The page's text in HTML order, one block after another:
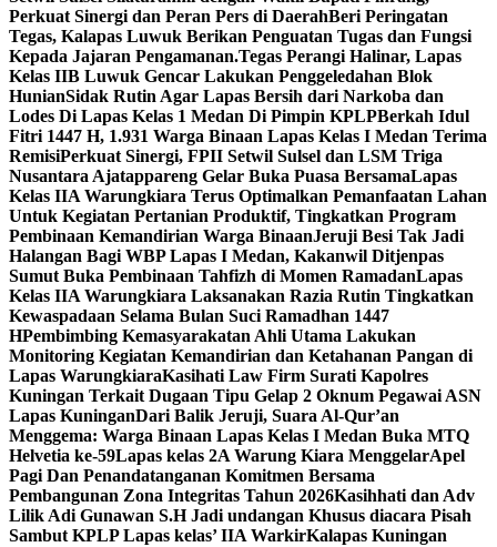
Perkuat Sinergi dan Peran Pers di DaerahBeri Peringatan
Tegas, Kalapas Luwuk Berikan Penguatan Tugas dan Fungsi
Kepada Jajaran Pengamanan.Tegas Perangi Halinar, Lapas
Kelas IIB Luwuk Gencar Lakukan Penggeledahan Blok
HunianSidak Rutin Agar Lapas Bersih dari Narkoba dan
Lodes Di Lapas Kelas 1 Medan Di Pimpin KPLPBerkah Idul
Fitri 1447 H, 1.931 Warga Binaan Lapas Kelas I Medan Terima
RemisiPerkuat Sinergi, FPII Setwil Sulsel dan LSM Triga
Nusantara Ajatappareng Gelar Buka Puasa BersamaLapas
Kelas IIA Warungkiara Terus Optimalkan Pemanfaatan Lahan
Untuk Kegiatan Pertanian Produktif, Tingkatkan Program
Pembinaan Kemandirian Warga BinaanJeruji Besi Tak Jadi
Halangan Bagi WBP Lapas I Medan, Kakanwil Ditjenpas
Sumut Buka Pembinaan Tahfizh di Momen RamadanLapas
Kelas IIA Warungkiara Laksanakan Razia Rutin Tingkatkan
Kewaspadaan Selama Bulan Suci Ramadhan 1447
HPembimbing Kemasyarakatan Ahli Utama Lakukan
Monitoring Kegiatan Kemandirian dan Ketahanan Pangan di
Lapas WarungkiaraKasihati Law Firm Surati Kapolres
Kuningan Terkait Dugaan Tipu Gelap 2 Oknum Pegawai ASN
Lapas KuninganDari Balik Jeruji, Suara Al-Qur’an
Menggema: Warga Binaan Lapas Kelas I Medan Buka MTQ
Helvetia ke-59Lapas kelas 2A Warung Kiara MenggelarApel
Pagi Dan Penandatanganan Komitmen Bersama
Pembangunan Zona Integritas Tahun 2026Kasihhati dan Adv
Lilik Adi Gunawan S.H Jadi undangan Khusus diacara Pisah
Sambut KPLP Lapas kelas’ IIA WarkirKalapas Kuningan